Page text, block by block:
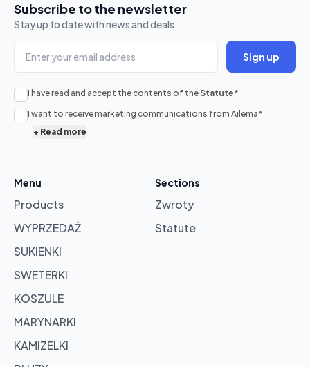
No
products
Browse
products
Subscribe to the newsletter
Stay up to date with news and deals
Sign up
I have read and accept the contents of the Statute*
I want to receive marketing communications from Ailema*
+ Read more
Menu
Products
WYPRZEDAŻ
SUKIENKI
SWETERKI
KOSZULE
MARYNARKI
KAMIZELKI
Sections
Zwroty
Statute